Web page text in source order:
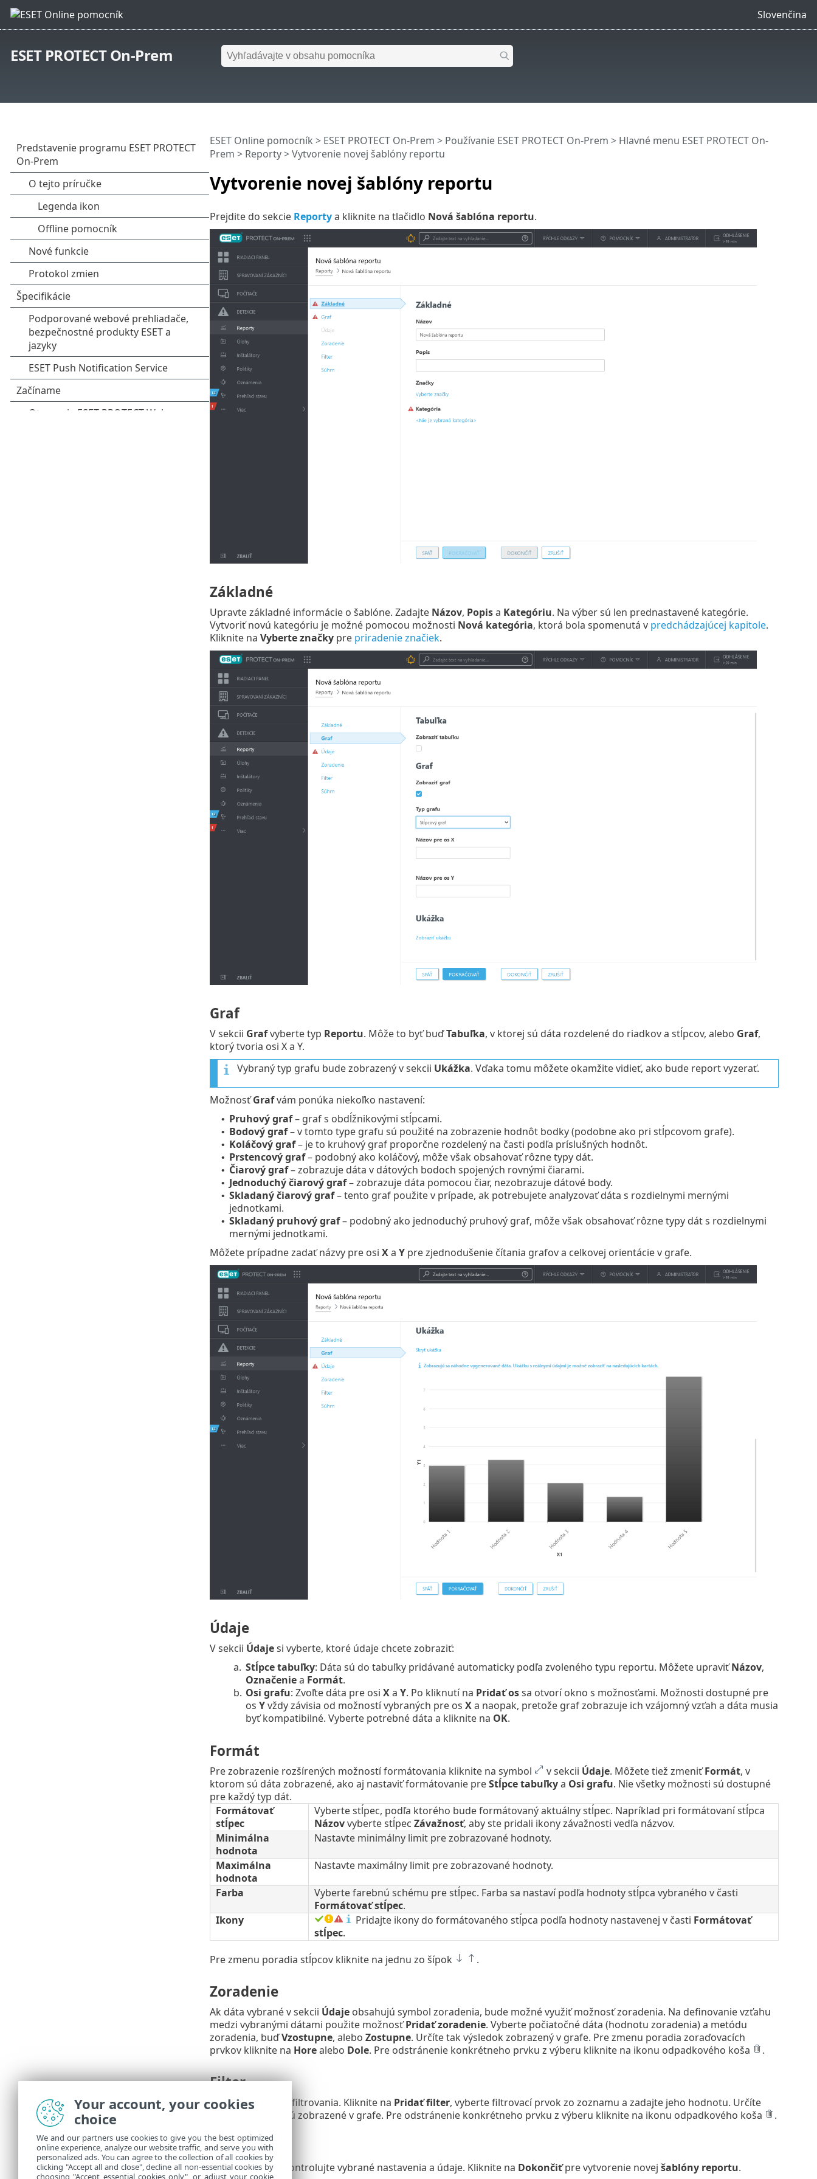
Slovenčina
ESET PROTECT On-Prem
Vytvorenie novej šablóny reportu
ESET Online pomocník > ESET PROTECT On-Prem > Používanie ESET PROTECT On-Prem > Hlavné menu ESET PROTECT On-
Prem > Reporty> Vytvorenie novej šablóny reportu
Prejdite do sekcie Reportya kliknite na tlačidlo Nová šablóna reportu.
Základné
Upravte základné informácie o šablóne. Zadajte Názov, Popisa Kategóriu. Na výber sú len prednastavené kategórie.
Vytvoriť novú kategóriu je možné pomocou možnosti Nová kategória, ktorá bola spomenutá v predchádzajúcej kapitole.
Kliknite na Vyberte značkypre priradenie značiek.
Graf
V sekcii Grafvyberte typ Reportu. Môže to byť buďTabuľka, v ktorej sú dáta rozdelené do riadkov a stĺpcov, alebo Graf,
ktorý tvoria osi X a Y.
Vybraný typ grafu bude zobrazený v sekcii Ukážka. Vďaka tomu môžete okamžite vidieť, ako bude report vyzerať.
MožnosťGrafvám ponúka niekoľko nastavení:
• Pruhový graf– graf s obdĺžnikovými stĺpcami.
• Bodový graf– v tomto type grafu sú použité na zobrazenie hodnôt bodky (podobne ako pri stĺpcovom grafe).
• Koláčový graf– je to kruhový graf proporčne rozdelený na časti podľa príslušných hodnôt.
• Prstencový graf– podobný ako koláčový, môže však obsahovať rôzne typy dát.
• Čiarový graf– zobrazuje dáta v dátových bodoch spojených rovnými čiarami.
• Jednoduchý čiarový graf– zobrazuje dáta pomocou čiar, nezobrazuje dátové body.
• Skladaný čiarový graf– tento graf použite v prípade, ak potrebujete analyzovať dáta s rozdielnymi mernými
jednotkami.
• Skladaný pruhový graf– podobný ako jednoduchý pruhový graf, môže však obsahovať rôzne typy dát s rozdielnymi
mernými jednotkami.
Môžete prípadne zadať názvy pre osi Xa Ypre zjednodušenie čítania grafov a celkovej orientácie v grafe.
Údaje
V sekcii Údajesi vyberte, ktoré údaje chcete zobraziť:
a. Stĺpce tabuľky: Dáta sú do tabuľky pridávané automaticky podľa zvoleného typu reportu. Môžete upraviťNázov,
Označeniea Formát.
b. Osi grafu: Zvoľte dáta pre osi Xa Y. Po kliknutí na Pridať ossa otvorí okno s možnosťami. Možnosti dostupné pre
os Yvždy závisia od možností vybraných pre os Xa naopak, pretože graf zobrazuje ich vzájomný vzťah a dáta musia
byť kompatibilné. Vyberte potrebné dáta a kliknite na OK.
Formát
Pre zobrazenie rozšírených možností formátovania kliknite na symbol v sekcii Údaje. Môžete tiež zmeniťFormát, v
ktorom sú dáta zobrazené, ako aj nastaviť formátovanie preStĺpce tabuľkya Osi grafu. Nie všetky možnosti sú dostupné
pre každý typ dát.
Formátovať
stĺpec
Vyberte stĺpec, podľa ktorého bude formátovaný aktuálny stĺpec. Napríklad pri formátovaní stĺpca
Názovvyberte stĺpec Závažnosť, aby ste pridali ikony závažnosti vedľa názvov.
Minimálna
hodnota
Nastavte minimálny limit pre zobrazované hodnoty.
Maximálna
hodnota
Nastavte maximálny limit pre zobrazované hodnoty.
Farba
Vyberte farebnú schému pre stĺpec. Farba sa nastaví podľa hodnoty stĺpca vybraného v časti
Formátovať stĺpec.
Ikony
Pridajte ikony do formátovaného stĺpca podľa hodnoty nastavenej v časti Formátovať
stĺpec.
Pre zmenu poradia stĺpcov kliknite na jednu zo šípok
.
Zoradenie
Ak dáta vybrané v sekcii Údajeobsahujú symbol zoradenia, bude možné využiť možnosť zoradenia. Na definovanie vzťahu
medzi vybranými dátami použite možnosťPridať zoradenie. Vyberte počiatočné dáta (hodnotu zoradenia) a metódu
zoradenia, buďVzostupne, alebo Zostupne. Určíte tak výsledok zobrazený v grafe. Pre zmenu poradia zoraďovacích
prvkov kliknite na Horealebo Dole. Pre odstránenie konkrétneho prvku z výberu kliknite na ikonu odpadkového koša .
Filter
Nastavte metódu filtrovania. Kliknite na Pridať filter, vyberte filtrovací prvok zo zoznamu a zadajte jeho hodnotu. Určíte
tak, aké dáta budú zobrazené v grafe. Pre odstránenie konkrétneho prvku z výberu kliknite na ikonu odpadkového koša
.
Súhrn
V sekciiSúhrn skontrolujte vybrané nastavenia a údaje. Kliknite na Dokončiťpre vytvorenie novej šablóny reportu.
Your account, your cookies
choice
We and our partners use cookies to give you the best optimized
online experience, analyze our website traffic, and serve you with
personalized ads. You can agree to the collection of all cookies by
clicking "Accept all and close", decline all non-essential cookies by
choosing "Accept essential cookies only", or adjust your cookie